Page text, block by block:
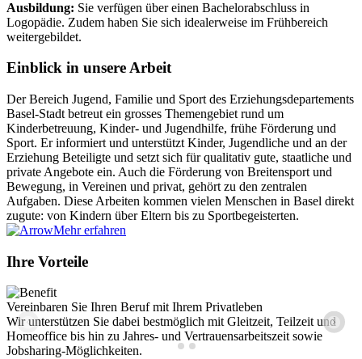
Ausbildung: Sie verfügen über einen Bachelorabschluss in
Logopädie. Zudem haben Sie sich idealerweise im Frühbereich
weitergebildet.
Einblick in unsere Arbeit
Der Bereich Jugend, Familie und Sport des Erziehungsdepartements
Basel-Stadt betreut ein grosses Themengebiet rund um
Kinderbetreuung, Kinder- und Jugendhilfe, frühe Förderung und
Sport. Er informiert und unterstützt Kinder, Jugendliche und an der
Erziehung Beteiligte und setzt sich für qualitativ gute, staatliche und
private Angebote ein. Auch die Förderung von Breitensport und
Bewegung, in Vereinen und privat, gehört zu den zentralen
Aufgaben. Diese Arbeiten kommen vielen Menschen in Basel direkt
zugute: von Kindern über Eltern bis zu Sportbegeisterten.
Mehr erfahren
Ihre Vorteile
Vereinbaren Sie Ihren Beruf mit Ihrem Privatleben
Wir unterstützen Sie dabei bestmöglich mit Gleitzeit, Teilzeit und
Homeoffice bis hin zu Jahres- und Vertrauensarbeitszeit sowie
Jobsharing-Möglichkeiten.